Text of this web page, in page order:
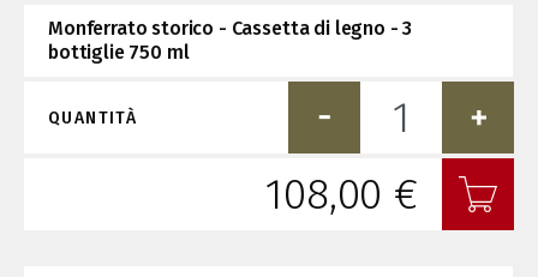
Monferrato storico - Cassetta di legno - 3
bottiglie 750 ml
QUANTITÀ
108,00 €